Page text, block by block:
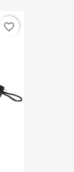
favorite_border